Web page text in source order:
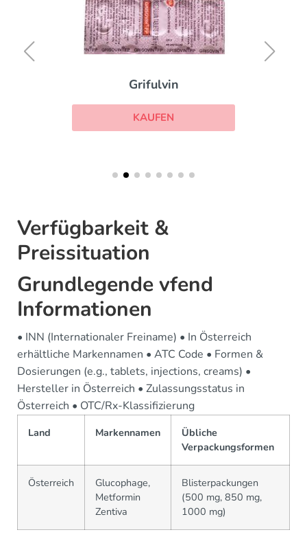
Grifulvin
KAUFEN
Verfügbarkeit &
Preissituation
Grundlegende vfend
Informationen
• INN (Internationaler Freiname) • In Österreich
erhältliche Markennamen • ATC Code • Formen &
Dosierungen (e.g., tablets, injections, creams) •
Hersteller in Österreich • Zulassungsstatus in
Österreich • OTC/Rx-Klassifizierung
Land Markennamen
Übliche
Verpackungsformen
Österreich
Glucophage,
Metformin
Zentiva
Blisterpackungen
(500 mg, 850 mg,
1000 mg)